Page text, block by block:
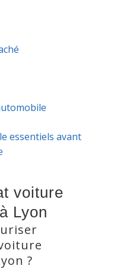
essentiels avant
voiture
Lyon
?